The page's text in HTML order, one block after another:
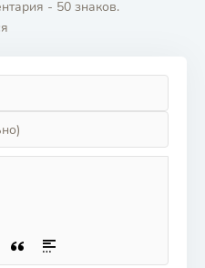
- 50 знаков.